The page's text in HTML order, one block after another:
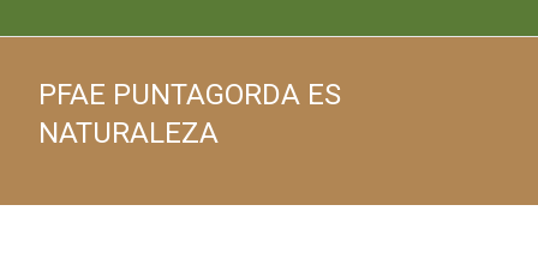
PFAE PUNTAGORDA ES
NATURALEZA